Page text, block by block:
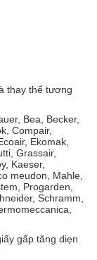
thay thế tương
Bea, Becker,
Compair,
Ekomak,
Grassair,
Kaeser,
meudon, Mahle,
Progarden,
Schramm,
gấp tăng diẹn